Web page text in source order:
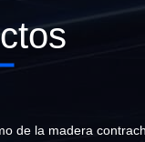
de la madera